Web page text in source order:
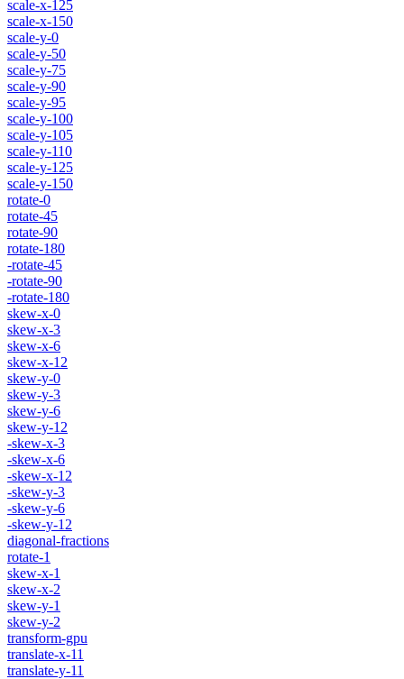
scale-x-125
scale-x-150
scale-y-0
scale-y-50
scale-y-75
scale-y-90
scale-y-95
scale-y-100
scale-y-105
scale-y-110
scale-y-125
scale-y-150
rotate-0
rotate-45
rotate-90
rotate-180
-rotate-45
-rotate-90
-rotate-180
skew-x-0
skew-x-3
skew-x-6
skew-x-12
skew-y-0
skew-y-3
skew-y-6
skew-y-12
-skew-x-3
-skew-x-6
-skew-x-12
-skew-y-3
-skew-y-6
-skew-y-12
diagonal-fractions
rotate-1
skew-x-1
skew-x-2
skew-y-1
skew-y-2
transform-gpu
translate-x-11
translate-y-11